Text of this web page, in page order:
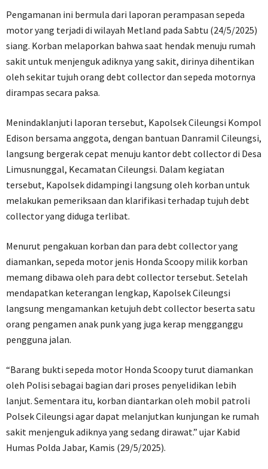
Pengamanan ini bermula dari laporan perampasan sepeda
motor yang terjadi di wilayah Metland pada Sabtu (24/5/2025)
siang. Korban melaporkan bahwa saat hendak menuju rumah
sakit untuk menjenguk adiknya yang sakit, dirinya dihentikan
oleh sekitar tujuh orang debt collector dan sepeda motornya
dirampas secara paksa.
Menindaklanjuti laporan tersebut, Kapolsek Cileungsi Kompol
Edison bersama anggota, dengan bantuan Danramil Cileungsi,
langsung bergerak cepat menuju kantor debt collector di Desa
Limusnunggal, Kecamatan Cileungsi. Dalam kegiatan
tersebut, Kapolsek didampingi langsung oleh korban untuk
melakukan pemeriksaan dan klarifikasi terhadap tujuh debt
collector yang diduga terlibat.
Menurut pengakuan korban dan para debt collector yang
diamankan, sepeda motor jenis Honda Scoopy milik korban
memang dibawa oleh para debt collector tersebut. Setelah
mendapatkan keterangan lengkap, Kapolsek Cileungsi
langsung mengamankan ketujuh debt collector beserta satu
orang pengamen anak punk yang juga kerap mengganggu
pengguna jalan.
“Barang bukti sepeda motor Honda Scoopy turut diamankan
oleh Polisi sebagai bagian dari proses penyelidikan lebih
lanjut. Sementara itu, korban diantarkan oleh mobil patroli
Polsek Cileungsi agar dapat melanjutkan kunjungan ke rumah
sakit menjenguk adiknya yang sedang dirawat.” ujar Kabid
Humas Polda Jabar, Kamis (29/5/2025).